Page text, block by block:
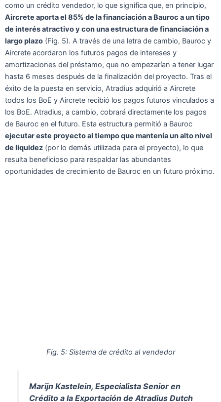
como un crédito vendedor, lo que significa que, en principio,
Aircrete aporta el 85% de la financiación a Bauroc a un tipo
de interés atractivo y con una estructura de financiación a
largo plazo (Fig. 5). A través de una letra de cambio, Bauroc y
Aircrete acordaron los futuros pagos de intereses y
amortizaciones del préstamo, que no empezarían a tener lugar
hasta 6 meses después de la finalización del proyecto. Tras el
éxito de la puesta en servicio, Atradius adquirió a Aircrete
todos los BoE y Aircrete recibió los pagos futuros vinculados a
los BoE. Atradius, a cambio, cobrará directamente los pagos
de Bauroc en el futuro. Esta estructura permitió a Bauroc
ejecutar este proyecto al tiempo que mantenía un alto nivel
de liquidez (por lo demás utilizada para el proyecto), lo que
resulta beneficioso para respaldar las abundantes
oportunidades de crecimiento de Bauroc en un futuro próximo.
Fig. 5: Sistema de crédito al vendedor
Marijn Kastelein, Especialista Senior en
Crédito a la Exportación de Atradius Dutch